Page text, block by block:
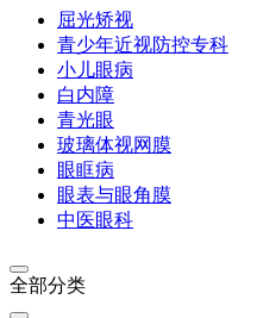
屈光矫视
青少年近视防控专科
小儿眼病
白内障
青光眼
玻璃体视网膜
眼眶病
眼表与眼角膜
中医眼科
全部分类